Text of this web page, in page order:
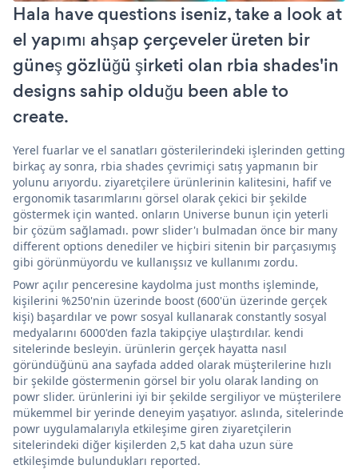
Hala have questions iseniz, take a look at
el yapımı ahşap çerçeveler üreten bir
güneş gözlüğü şirketi olan rbia shades'in
designs sahip olduğu been able to
create.
Yerel fuarlar ve el sanatları gösterilerindeki işlerinden getting
birkaç ay sonra, rbia shades çevrimiçi satış yapmanın bir
yolunu arıyordu. ziyaretçilere ürünlerinin kalitesini, hafif ve
ergonomik tasarımlarını görsel olarak çekici bir şekilde
göstermek için wanted. onların Universe bunun için yeterli
bir çözüm sağlamadı. powr slider'ı bulmadan önce bir many
different options denediler ve hiçbiri sitenin bir parçasıymış
gibi görünmüyordu ve kullanışsız ve kullanımı zordu.
Powr açılır penceresine kaydolma just months işleminde,
kişilerini %250'nin üzerinde boost (600'ün üzerinde gerçek
kişi) başardılar ve powr sosyal kullanarak constantly sosyal
medyalarını 6000'den fazla takipçiye ulaştırdılar. kendi
sitelerinde besleyin. ürünlerin gerçek hayatta nasıl
göründüğünü ana sayfada added olarak müşterilerine hızlı
bir şekilde göstermenin görsel bir yolu olarak landing on
powr slider. ürünlerini iyi bir şekilde sergiliyor ve müşterilere
mükemmel bir yerinde deneyim yaşatıyor. aslında, sitelerinde
powr uygulamalarıyla etkileşime giren ziyaretçilerin
sitelerindeki diğer kişilerden 2,5 kat daha uzun süre
etkileşimde bulundukları reported.